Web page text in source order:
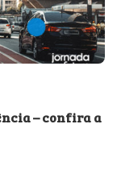
– confira a